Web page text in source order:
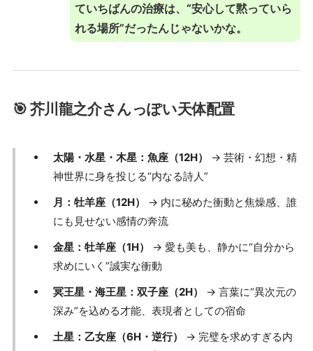
ていちばんの治療は、“安心して黙っていら
れる場所”だったんじゃないかな。
🎯 芥川龍之介さんっぽい天体配置
太陽・水星・木星：魚座（12H）
→ 芸術・幻想・精
神世界に身を投じる“内なる詩人”
月：牡羊座（12H）
→ 内に秘めた衝動と焦燥感、誰
にも見せない感情の奔流
金星：牡羊座（1H）
→ 愛も美も、静かに“自分から
求めにいく”誠実な衝動
冥王星・海王星：双子座（2H）
→ 言葉に“異次元の
深み”を込める才能、表現者としての宿命
土星：乙女座（6H・逆行）
→ 完璧を求めすぎる内